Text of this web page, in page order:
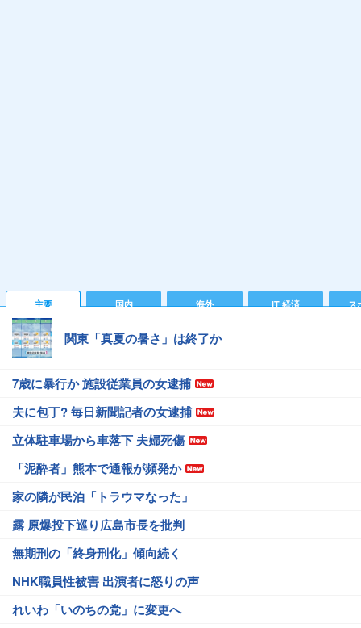
主要 国内 海外 IT 経済 ス
関東「真夏の暑さ」は終了か
7歳に暴行か 施設従業員の女逮捕
夫に包丁? 毎日新聞記者の女逮捕
立体駐車場から車落下 夫婦死傷
「泥酔者」熊本で通報が頻発か
家の隣が民泊「トラウマなった」
露 原爆投下巡り広島市長を批判
無期刑の「終身刑化」傾向続く
NHK職員性被害 出演者に怒りの声
れいわ「いのちの党」に変更へ